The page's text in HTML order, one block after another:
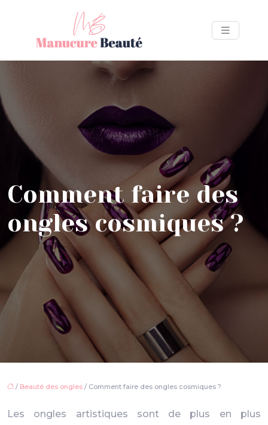
Comment faire des
ongles cosmiques ?
/ Beauté des ongles / Comment faire des ongles cosmiques ?
Les ongles artistiques sont de plus en plus